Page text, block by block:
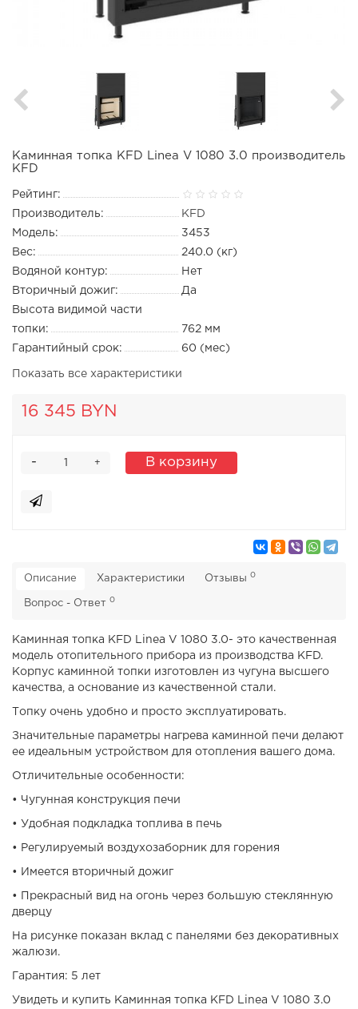
Каминная топка KFD Linea V 1080 3.0 производитель
KFD
Рейтинг:
Производитель:
KFD
Модель:
3453
Вес:
240.0 (кг)
Водяной контур:
Нет
Вторичный дожиг:
Да
Высота видимой части
топки:
762 мм
Гарантийный срок:
60 (мес)
Показать все характеристики
16 345 BYN
+
- В корзину
Описание Характеристики Отзывы 0
Вопрос - Ответ 0
Каминная топка KFD Linea V 1080 3.0- это качественная
модель отопительного прибора из производства KFD.
Корпус каминной топки изготовлен из чугуна высшего
качества, а основание из качественной стали.
Топку очень удобно и просто эксплуатировать.
Значительные параметры нагрева каминной печи делают
ее идеальным устройством для отопления вашего дома.
Отличительные особенности:
• Чугунная конструкция печи
• Удобная подкладка топлива в печь
• Регулируемый воздухозаборник для горения
• Имеется вторичный дожиг
• Прекрасный вид на огонь через большую стеклянную
дверцу
На рисунке показан вклад с панелями без декоративных
жалюзи.
Гарантия: 5 лет
Увидеть и купить Каминная топка KFD Linea V 1080 3.0